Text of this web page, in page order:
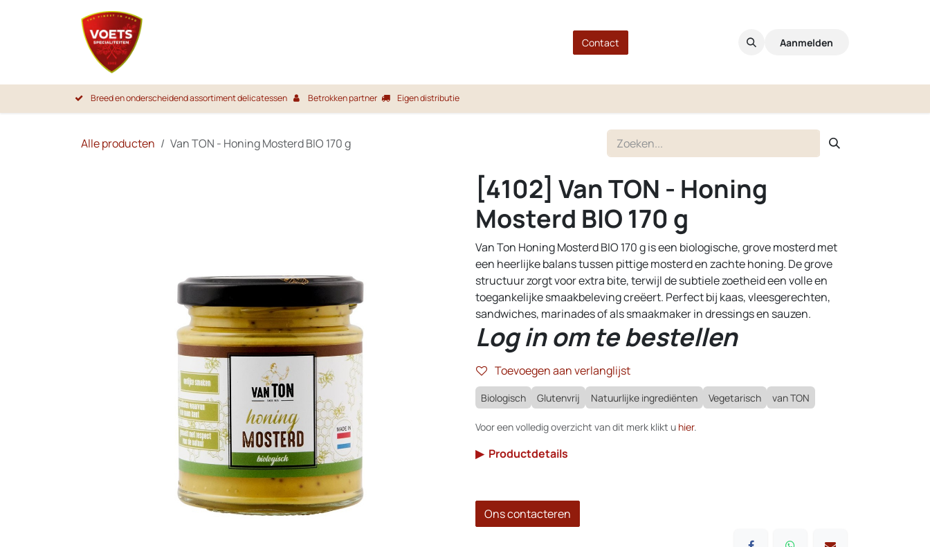
Overslaan naar inhoud
Contact Aanmelden
Breed en onderscheidend assortiment delicatessen Betrokken partner Eigen distributie
Alle producten Van TON - Honing Mosterd BIO 170 g
[4102] Van TON - Honing
Mosterd BIO 170 g
Van Ton Honing Mosterd BIO 170 g is een biologische, grove mosterd met
een heerlijke balans tussen pittige mosterd en zachte honing. De grove
structuur zorgt voor extra bite, terwijl de subtiele zoetheid een volle en
toegankelijke smaakbeleving creëert. Perfect bij kaas, vleesgerechten,
sandwiches, marinades of als smaakmaker in dressings en sauzen.
Log in om te bestellen
Toevoegen aan verlanglijst
Biologisch Glutenvrij Natuurlijke ingrediënten Vegetarisch van TON
Voor een volledig overzicht van dit merk klikt u hier.
▶ Productdetails
Ons contacteren